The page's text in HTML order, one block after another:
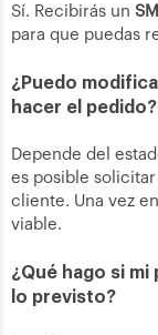
Sí. Recibirás un
para que puedas
¿Puedo
hacer el pedido?
Depende del
es posible
cliente. Una vez
viable.
¿Qué hago si
lo previsto?